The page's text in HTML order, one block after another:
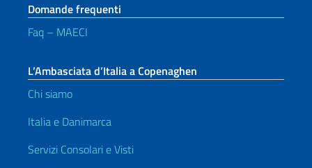
Domande frequenti
Faq – MAECI
L’Ambasciata d’Italia a Copenaghen
Chi siamo
Italia e Danimarca
Servizi Consolari e Visti